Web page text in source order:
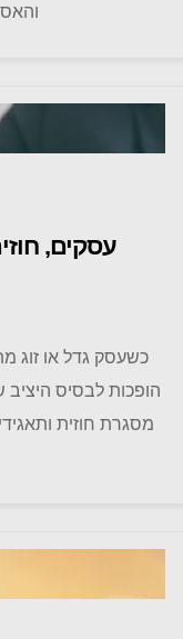
עסקים,
כשעסק גדל או זוג
הופכות לבסיס היציב
מסגרת חוזית